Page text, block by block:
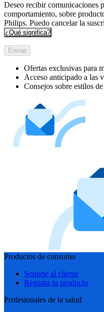
Deseo recibir comunicaciones
comportamiento, sobre
Philips. Puedo cancelar la
¿Qué significa?
Enviar
Ofertas exclusivas para
Acceso anticipado a las
Consejos sobre estilos
Productos de consumo
Soporte al cliente
Registra tu producto
Profesionales de la salud